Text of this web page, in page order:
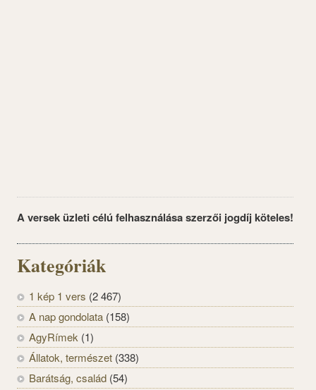
A versek üzleti célú felhasználása szerzői jogdíj köteles!
Kategóriák
1 kép 1 vers (2 467)
A nap gondolata (158)
AgyRímek (1)
Állatok, természet (338)
Barátság, család (54)